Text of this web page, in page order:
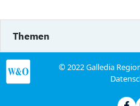
Themen
© 2022 Galledia